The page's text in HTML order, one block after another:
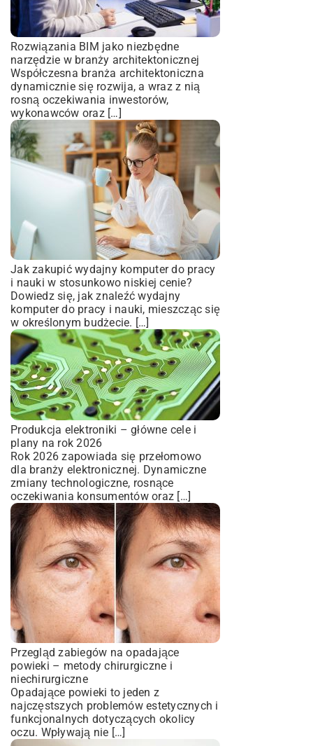
Rozwiązania BIM jako niezbędne
narzędzie w branży architektonicznej
Współczesna branża architektoniczna
dynamicznie się rozwija, a wraz z nią
rosną oczekiwania inwestorów,
wykonawców oraz […]
Jak zakupić wydajny komputer do pracy
i nauki w stosunkowo niskiej cenie?
Dowiedz się, jak znaleźć wydajny
komputer do pracy i nauki, mieszcząc się
w określonym budżecie. […]
Produkcja elektroniki – główne cele i
plany na rok 2026
Rok 2026 zapowiada się przełomowo
dla branży elektronicznej. Dynamiczne
zmiany technologiczne, rosnące
oczekiwania konsumentów oraz […]
Przegląd zabiegów na opadające
powieki – metody chirurgiczne i
niechirurgiczne
Opadające powieki to jeden z
najczęstszych problemów estetycznych i
funkcjonalnych dotyczących okolicy
oczu. Wpływają nie […]